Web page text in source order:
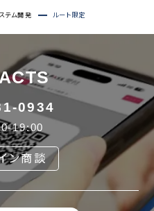
テム開発 ルート限定
0934
19:00
ン商談